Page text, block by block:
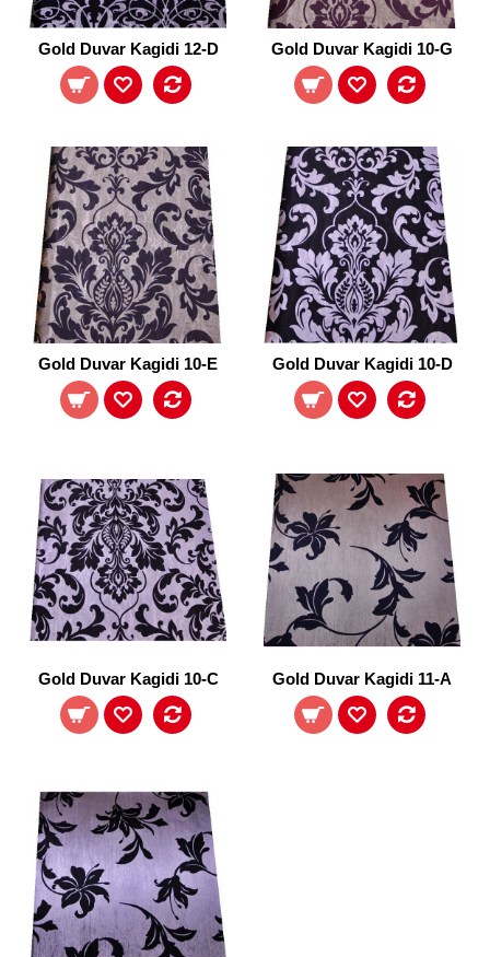
Gold Duvar Kagidi 12-D Gold Duvar Kagidi 10-G
Gold Duvar Kagidi 10-E Gold Duvar Kagidi 10-D
Gold Duvar Kagidi 10-C Gold Duvar Kagidi 11-A